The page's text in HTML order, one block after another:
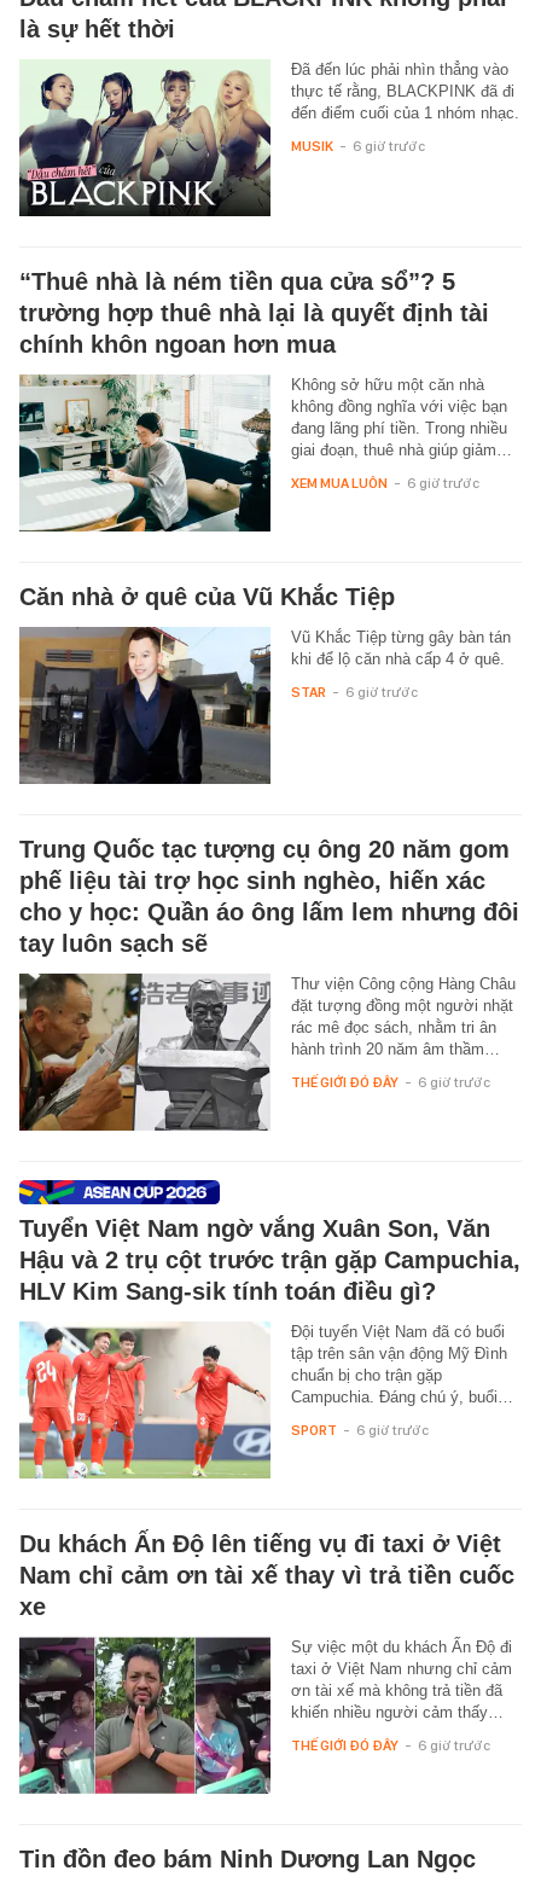
là sự hết thời
Đã đến lúc phải nhìn thẳng vào
thực tế rằng, BLACKPINK đã đi
đến điểm cuối của 1 nhóm nhạc.
MUSIK - 6 giờ trước
“Thuê nhà là ném tiền qua cửa sổ”? 5
trường hợp thuê nhà lại là quyết định tài
chính khôn ngoan hơn mua
Không sở hữu một căn nhà
không đồng nghĩa với việc bạn
đang lãng phí tiền. Trong nhiều
giai đoạn, thuê nhà giúp giảm…
XEM MUA LUÔN - 6 giờ trước
Căn nhà ở quê của Vũ Khắc Tiệp
Vũ Khắc Tiệp từng gây bàn tán
khi để lộ căn nhà cấp 4 ở quê.
STAR - 6 giờ trước
Trung Quốc tạc tượng cụ ông 20 năm gom
phế liệu tài trợ học sinh nghèo, hiến xác
cho y học: Quần áo ông lấm lem nhưng đôi
tay luôn sạch sẽ
Thư viện Công cộng Hàng Châu
đặt tượng đồng một người nhặt
rác mê đọc sách, nhằm tri ân
hành trình 20 năm âm thầm…
THẾ GIỚI ĐÓ ĐÂY - 6 giờ trước
Tuyển Việt Nam ngờ vắng Xuân Son, Văn
Hậu và 2 trụ cột trước trận gặp Campuchia,
HLV Kim Sang-sik tính toán điều gì?
Đội tuyển Việt Nam đã có buổi
tập trên sân vận động Mỹ Đình
chuẩn bị cho trận gặp
Campuchia. Đáng chú ý, buổi…
SPORT - 6 giờ trước
Du khách Ấn Độ lên tiếng vụ đi taxi ở Việt
Nam chỉ cảm ơn tài xế thay vì trả tiền cuốc
xe
Sự việc một du khách Ấn Độ đi
taxi ở Việt Nam nhưng chỉ cảm
ơn tài xế mà không trả tiền đã
khiến nhiều người cảm thấy…
THẾ GIỚI ĐÓ ĐÂY - 6 giờ trước
Tin đồn đeo bám Ninh Dương Lan Ngọc